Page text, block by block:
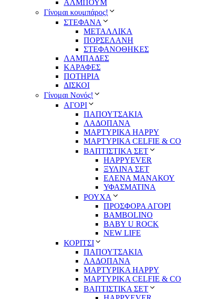
ΑΛΜΠΟΥΜ
Γίνομαι κουμπάρος!
ΣΤΕΦΑΝΑ
ΜΕΤΑΛΛΙΚΑ
ΠΟΡΣΕΛΑΝΗ
ΣΤΕΦΑΝΟΘΗΚΕΣ
ΛΑΜΠΑΔΕΣ
ΚΑΡΑΦΕΣ
ΠΟΤΗΡΙΑ
ΔΙΣΚΟΙ
Γίνομαι Νονός!
ΑΓΟΡΙ
ΠΑΠΟΥΤΣΑΚΙΑ
ΛΑΔΟΠΑΝΑ
ΜΑΡΤΥΡΙΚΑ HAPPY
ΜΑΡΤΥΡΙΚΑ CELFIE & CO
ΒΑΠΤΙΣΤΙΚΑ ΣΕΤ
HAPPYEVER
ΞΥΛΙΝΑ ΣΕΤ
ΕΛΕΝΑ ΜΑΝΑΚΟΥ
ΥΦΑΣΜΑΤΙΝΑ
ΡΟΥΧΑ
ΠΡΟΣΦΟΡΑ ΑΓΟΡΙ
BAMBOLINO
BABY U ROCK
NEW LIFE
ΚΟΡΙΤΣΙ
ΠΑΠΟΥΤΣΑΚΙΑ
ΛΑΔΟΠΑΝΑ
ΜΑΡΤΥΡΙΚΑ HAPPY
ΜΑΡΤΥΡΙΚΑ CELFIE & CO
ΒΑΠΤΙΣΤΙΚΑ ΣΕΤ